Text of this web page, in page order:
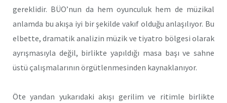
gereklidir. BÜO’nun da hem oyunculuk hem de müzikal
anlamda bu akışa iyi bir şekilde vakıf olduğu anlaşılıyor. Bu
elbette, dramatik analizin müzik ve tiyatro bölgesi olarak
ayrışmasıyla değil, birlikte yapıldığı masa başı ve sahne
üstü çalışmalarının örgütlenmesinden kaynaklanıyor.
Öte yandan yukarıdaki akışı gerilim ve ritimle birlikte